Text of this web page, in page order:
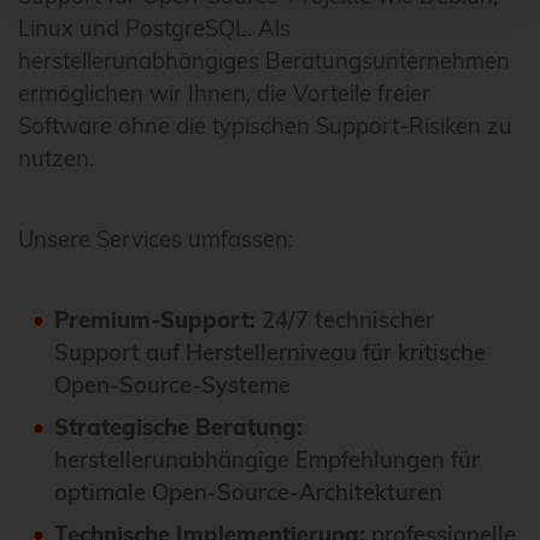
Linux und PostgreSQL. Als
herstellerunabhängiges Beratungsunternehmen
ermöglichen wir Ihnen, die Vorteile freier
Software ohne die typischen Support-Risiken zu
nutzen.
Unsere Services umfassen:
Premium-Support: 24/7 technischer
Support auf Herstellerniveau für kritische
Open-Source-Systeme
Strategische Beratung:
herstellerunabhängige Empfehlungen für
optimale Open-Source-Architekturen